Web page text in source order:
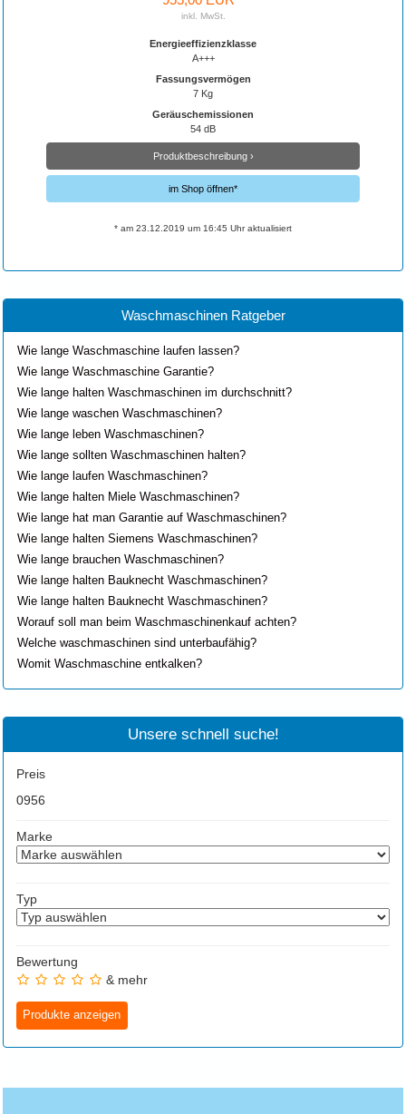
inkl. MwSt.
Energieeffizienzklasse
A+++
Fassungsvermögen
7 Kg
Geräuschemissionen
54 dB
Produktbeschreibung ›
im Shop öffnen*
* am 23.12.2019 um 16:45 Uhr aktualisiert
Waschmaschinen Ratgeber
Wie lange Waschmaschine laufen lassen?
Wie lange Waschmaschine Garantie?
Wie lange halten Waschmaschinen im durchschnitt?
Wie lange waschen Waschmaschinen?
Wie lange leben Waschmaschinen?
Wie lange sollten Waschmaschinen halten?
Wie lange laufen Waschmaschinen?
Wie lange halten Miele Waschmaschinen?
Wie lange hat man Garantie auf Waschmaschinen?
Wie lange halten Siemens Waschmaschinen?
Wie lange brauchen Waschmaschinen?
Wie lange halten Bauknecht Waschmaschinen?
Wie lange halten Bauknecht Waschmaschinen?
Worauf soll man beim Waschmaschinenkauf achten?
Welche waschmaschinen sind unterbaufähig?
Womit Waschmaschine entkalken?
Unsere schnell suche!
Preis
0956
Marke
Typ
Bewertung
& mehr